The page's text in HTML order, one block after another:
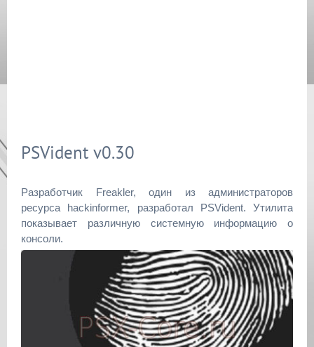
PSVident v0.30
Разработчик Freakler, один из администраторов
ресурса hackinformer, разработал PSVident. Утилита
показывает различную системную информацию о
консоли.